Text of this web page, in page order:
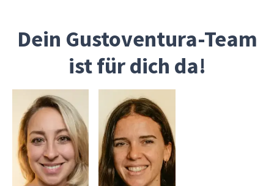
Dein Gustoventura-Team
ist für dich da!